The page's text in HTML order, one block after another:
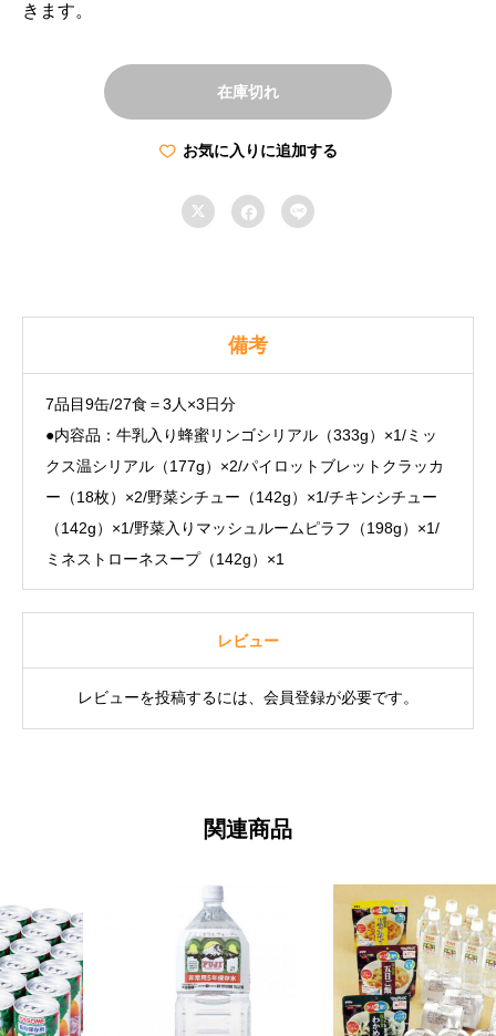
きます。
在庫切れ
お気に入りに追加する
  
備考
7品目9缶/27食＝3人×3日分
●内容品：牛乳入り蜂蜜リンゴシリアル（333g）×1/ミッ
クス温シリアル（177g）×2/パイロットブレットクラッカ
ー（18枚）×2/野菜シチュー（142g）×1/チキンシチュー
（142g）×1/野菜入りマッシュルームピラフ（198g）×1/
ミネストローネスープ（142g）×1
レビュー
レビューを投稿するには、会員登録が必要です。
関連商品